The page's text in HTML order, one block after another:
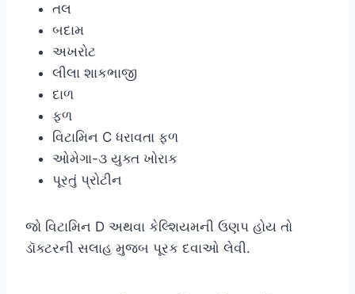
તલ
બદામ
અખરોટ
લીલા શાકભાજી
દાળ
ફળ
વિટામિન C ધરાવતા ફળ
ઓમેગા-૩ યુક્ત ખોરાક
પૂરતું પ્રોટીન
જો વિટામિન D અથવા કેલ્શિયમની ઉણપ હોય તો
ડૉક્ટરની સલાહ મુજબ પૂરક દવાઓ લેવી.